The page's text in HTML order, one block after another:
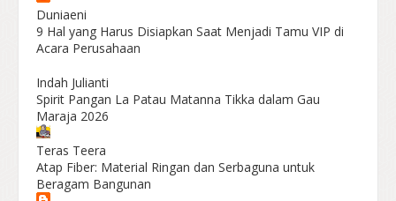
Duniaeni
9 Hal yang Harus Disiapkan Saat Menjadi Tamu VIP di
Acara Perusahaan
Indah Julianti
Spirit Pangan La Patau Matanna Tikka dalam Gau
Maraja 2026
Teras Teera
Atap Fiber: Material Ringan dan Serbaguna untuk
Beragam Bangunan